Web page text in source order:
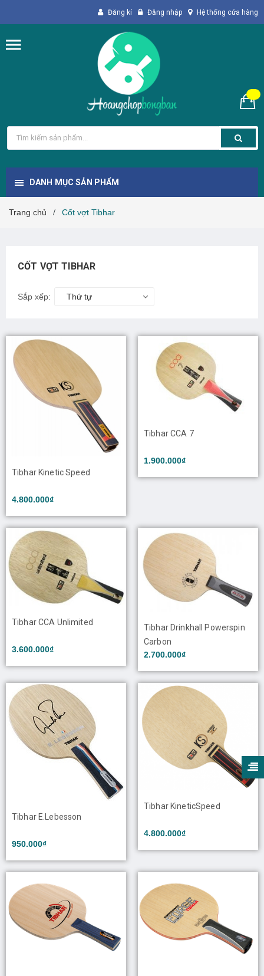
Đăng kí Đăng nhập Hệ thống cửa hàng
DANH MỤC SẢN PHẨM
Trang chủ / Cốt vợt Tibhar
CỐT VỢT TIBHAR
Sắp xếp: Thứ tự
Tibhar Kinetic Speed
4.800.000₫
Tibhar CCA 7
1.900.000₫
Tibhar CCA Unlimited
3.600.000₫
Tibhar Drinkhall Powerspin
Carbon
2.700.000₫
Tibhar E.Lebesson
950.000₫
Tibhar KineticSpeed
4.800.000₫